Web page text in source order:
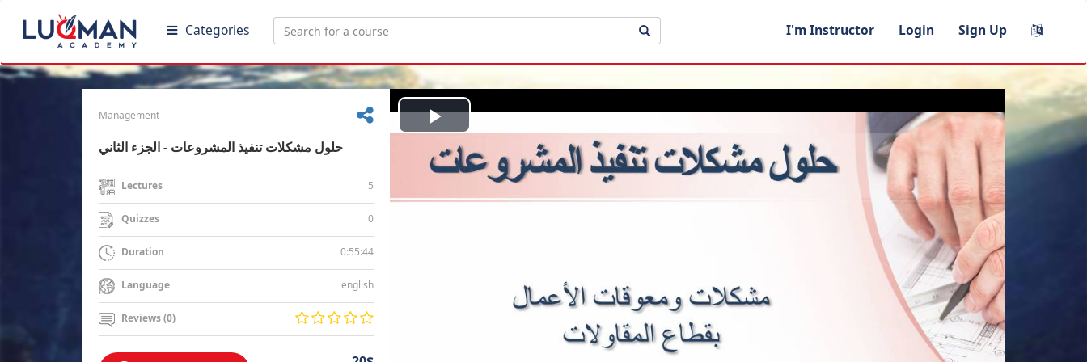
Categories I'm Instructor Login Sign Up
Management
حلول مشكلات تنفيذ المشروعات - الجزء الثاني
Lectures 5
Quizzes 0
Duration 0:55:44
Language english
Reviews (0)
Play
Video